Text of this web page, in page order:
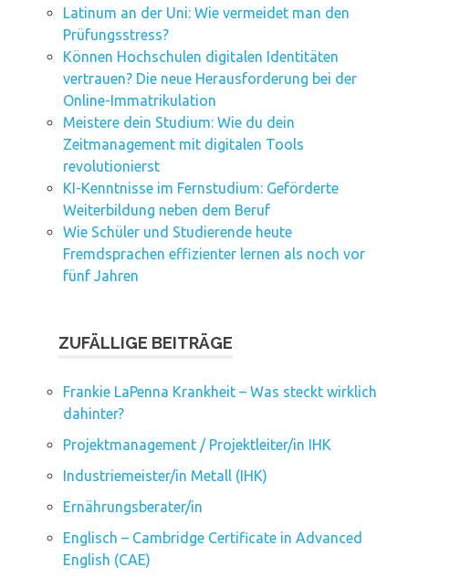
Latinum an der Uni: Wie vermeidet man den
Prüfungsstress?
Können Hochschulen digitalen Identitäten
vertrauen? Die neue Herausforderung bei der
Online-Immatrikulation
Meistere dein Studium: Wie du dein
Zeitmanagement mit digitalen Tools
revolutionierst
KI-Kenntnisse im Fernstudium: Geförderte
Weiterbildung neben dem Beruf
Wie Schüler und Studierende heute
Fremdsprachen effizienter lernen als noch vor
fünf Jahren
ZUFÄLLIGE BEITRÄGE
Frankie LaPenna Krankheit – Was steckt wirklich
dahinter?
Projektmanagement / Projektleiter/in IHK
Industriemeister/in Metall (IHK)
Ernährungsberater/in
Englisch – Cambridge Certificate in Advanced
English (CAE)